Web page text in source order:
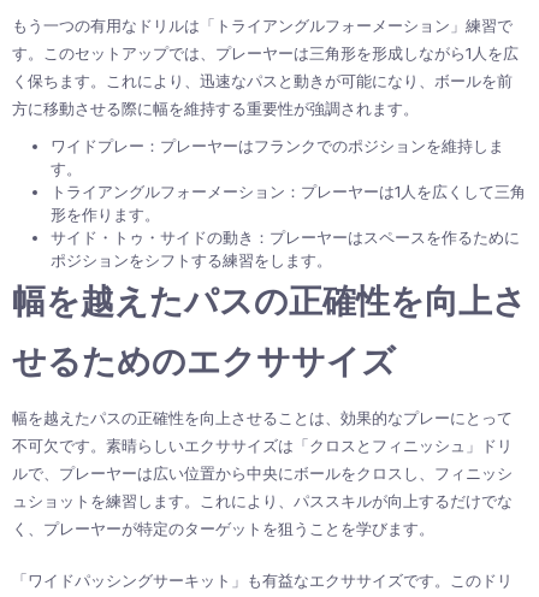
もう一つの有用なドリルは「トライアングルフォーメーション」練習で
す。このセットアップでは、プレーヤーは三角形を形成しながら1人を広
く保ちます。これにより、迅速なパスと動きが可能になり、ボールを前
方に移動させる際に幅を維持する重要性が強調されます。
ワイドプレー：プレーヤーはフランクでのポジションを維持しま
す。
トライアングルフォーメーション：プレーヤーは1人を広くして三角
形を作ります。
サイド・トゥ・サイドの動き：プレーヤーはスペースを作るために
ポジションをシフトする練習をします。
幅を越えたパスの正確性を向上さ
せるためのエクササイズ
幅を越えたパスの正確性を向上させることは、効果的なプレーにとって
不可欠です。素晴らしいエクササイズは「クロスとフィニッシュ」ドリ
ルで、プレーヤーは広い位置から中央にボールをクロスし、フィニッシ
ュショットを練習します。これにより、パススキルが向上するだけでな
く、プレーヤーが特定のターゲットを狙うことを学びます。
「ワイドパッシングサーキット」も有益なエクササイズです。このドリ